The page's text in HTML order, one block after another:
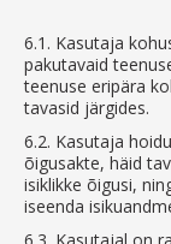
6.1. Kasutaja
pakutavaid
teenuse eripära
tavasid järgides.
6.2. Kasutaja
õigusakte, häid
isiklikke õigusi,
iseenda